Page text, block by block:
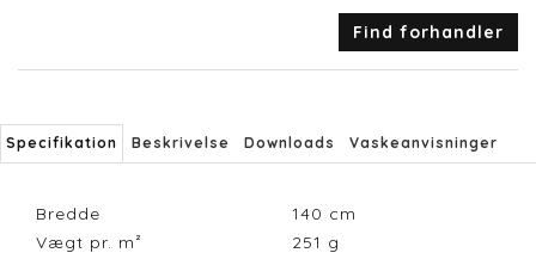
Find forhandler
Specifikation Beskrivelse Downloads Vaskeanvisninger
Bredde 140 cm
Vægt pr. m²
251 g